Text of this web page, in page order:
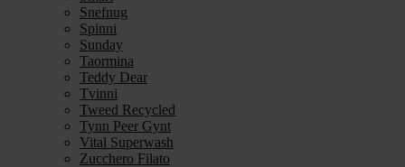
Snefnug
Spinni
Sunday
Taormina
Teddy Dear
Tvinni
Tweed Recycled
Tynn Peer Gynt
Vital Superwash
Zucchero Filato